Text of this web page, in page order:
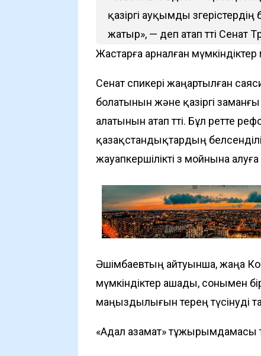
қазіргі ауқымды
жатыр», — деп атап өтті Сенат
Жастарға арналған
Сенат спикері жаңартылған
болатынын және қазіргі
алатынын атап өтті. Бұл ретте
қазақстандықтардың
жауапкершілікті өз мойнына
Әшімбаевтың айтуынша, жаңа
мүмкіндіктер ашады, сонымен
маңыздылығын терең түсінуді
«Адал азамат» тұжырымдамасы